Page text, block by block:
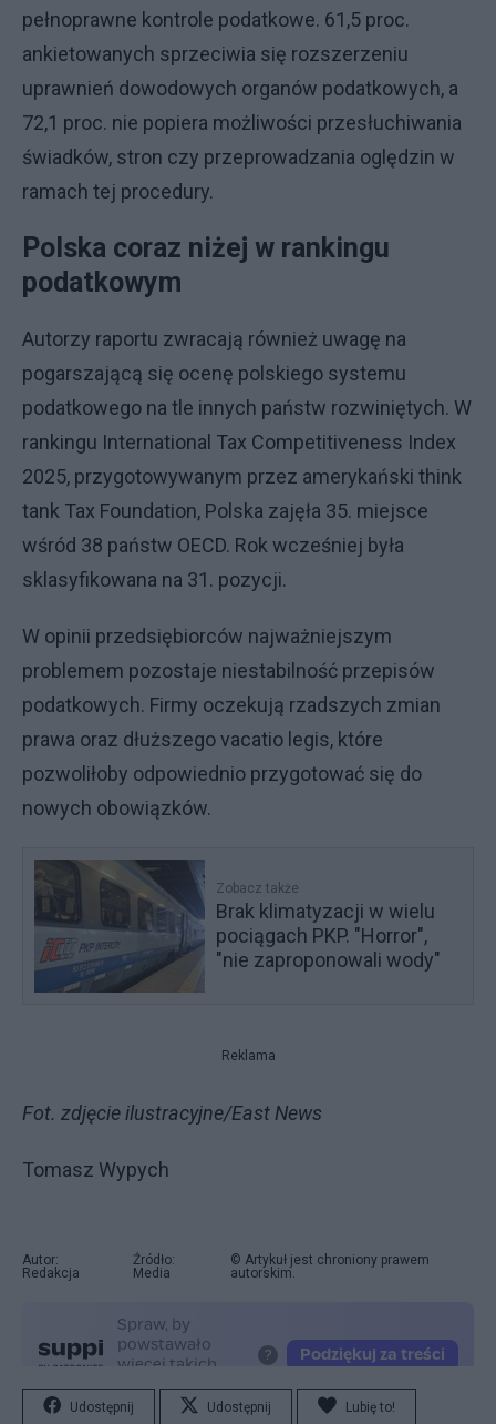
pełnoprawne kontrole podatkowe. 61,5 proc.
ankietowanych sprzeciwia się rozszerzeniu
uprawnień dowodowych organów podatkowych, a
72,1 proc. nie popiera możliwości przesłuchiwania
świadków, stron czy przeprowadzania oględzin w
ramach tej procedury.
Polska coraz niżej w rankingu
podatkowym
Autorzy raportu zwracają również uwagę na
pogarszającą się ocenę polskiego systemu
podatkowego na tle innych państw rozwiniętych. W
rankingu International Tax Competitiveness Index
2025, przygotowywanym przez amerykański think
tank Tax Foundation, Polska zajęła 35. miejsce
wśród 38 państw OECD. Rok wcześniej była
sklasyfikowana na 31. pozycji.
W opinii przedsiębiorców najważniejszym
problemem pozostaje niestabilność przepisów
podatkowych. Firmy oczekują rzadszych zmian
prawa oraz dłuższego vacatio legis, które
pozwoliłoby odpowiednio przygotować się do
nowych obowiązków.
Zobacz także
Brak klimatyzacji w wielu
pociągach PKP. "Horror",
"nie zaproponowali wody"
Reklama
Fot. zdjęcie ilustracyjne/East News
Tomasz Wypych
Autor:
Redakcja
Źródło:
Media
© Artykuł jest chroniony prawem
autorskim.
Udostępnij Udostępnij Lubię to!